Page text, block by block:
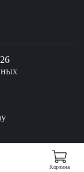
Корзина